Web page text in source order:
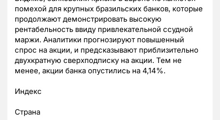
помехой для крупных бразильских банков, которые
продолжают демонстрировать высокую
рентабельность ввиду привлекательной ссудной
маржи. Аналитики прогнозируют повышенный
спрос на акции, и предсказывают приблизительно
двухкратную сверхподписку на акции. Тем не
менее, акции банка опустились на 4,14%.
Индекс
Страна